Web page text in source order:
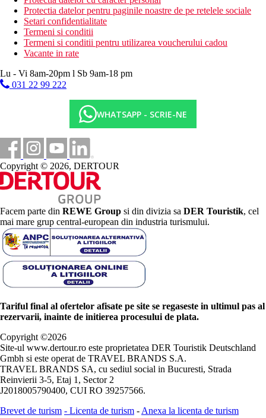
Protectia datelor pentru paginile noastre de pe retelele sociale
Setari confidentialitate
Termeni si conditii
Termeni si conditii pentru utilizarea voucherului cadou
Vacante in rate
Lu - Vi 8am-20pm l Sb 9am-18 pm
031 22 99 222
WHATSAPP - SCRIE-NE
Copyright © 2026, DERTOUR
Facem parte din REWE Group si din divizia sa DER Touristik, cel
mai mare grup central-european din industria turismului.
Tariful final al ofertelor afisate pe site se regaseste in ultimul pas al
rezervarii, inainte de initierea procesului de plata.
Copyright ©2026
Site-ul www.dertour.ro este proprietatea DER Touristik Deutschland
Gmbh si este operat de TRAVEL BRANDS S.A.
TRAVEL BRANDS SA, cu sediul social in Bucuresti, Strada
Reinvierii 3-5, Etaj 1, Sector 2
J2018005790400, CUI RO 39257566.
Brevet de turism - Licenta de turism - Anexa la licenta de turism